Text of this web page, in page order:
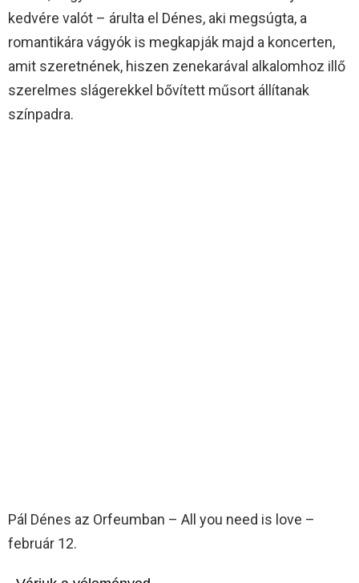
kedvére valót – árulta el Dénes, aki megsúgta, a
romantikára vágyók is megkapják majd a koncerten,
amit szeretnének, hiszen zenekarával alkalomhoz illő
szerelmes slágerekkel bővített műsort állítanak
színpadra.
Pál Dénes az Orfeumban – All you need is love –
február 12.